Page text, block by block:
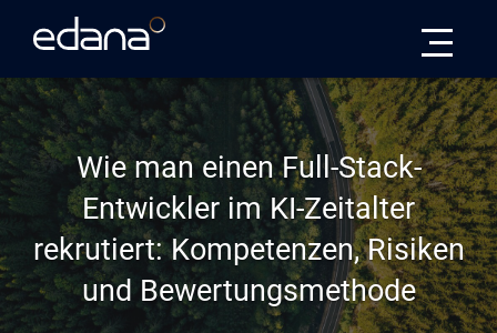
Wie man einen Full-Stack-
Entwickler im KI-Zeitalter
rekrutiert: Kompetenzen, Risiken
und Bewertungsmethode